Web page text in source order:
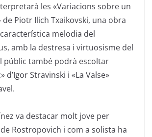
les «Variacions sobre un
de Piotr Ilich Txaikovski, una obra
melodia del
amb la destresa i virtuosisme del
públic també podrà escoltar
d’IgorStravinski i «La Valse»
va destacar molt jove per
Rostropovich i com a solista ha